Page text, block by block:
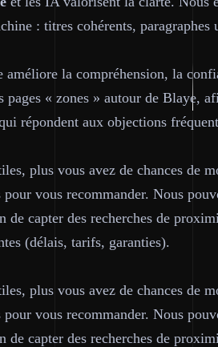
: titres cohérents, paragraphes
améliore la compréhension, la
pages « zones » autour de Blaye,
répondent aux objections
plus vous avez de chances de
vous recommander. Nous
de capter des recherches de
(délais, tarifs, garanties).
plus vous avez de chances de
vous recommander. Nous
de capter des recherches de